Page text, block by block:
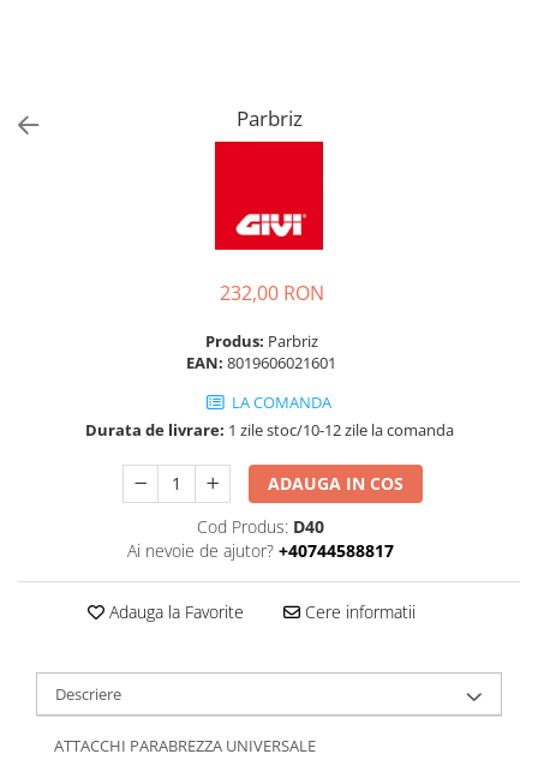
Parbriz
232,00 RON
Produs: Parbriz
EAN: 8019606021601
LA COMANDA
Durata de livrare: 1 zile stoc/10-12 zile la comanda
ADAUGA IN COS
Cod Produs: D40
Ai nevoie de ajutor? +40744588817
Adauga la Favorite Cere informatii
Descriere
ATTACCHI PARABREZZA UNIVERSALE